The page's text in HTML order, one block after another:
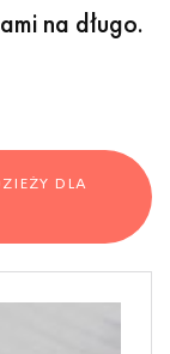
na długo.
DLA